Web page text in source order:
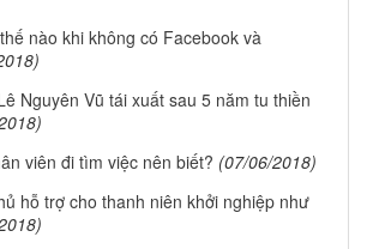
nào khi không có Facebook và
Nguyên Vũ tái xuất sau 5 năm tu thiền
viên đi tìm việc nên biết? (07/06/2018)
hỗ trợ cho thanh niên khởi nghiệp như